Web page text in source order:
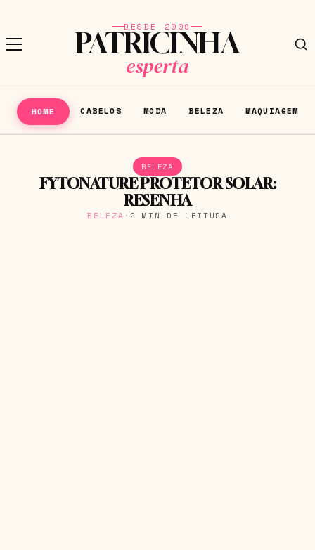
DESDE 2009
PATRICINHA
esperta
HOME CABELOS MODA BELEZA MAQUIAGEM
BELEZA
FYTONATURE PROTETOR SOLAR:
RESENHA
BELEZA · 2 MIN DE LEITURA